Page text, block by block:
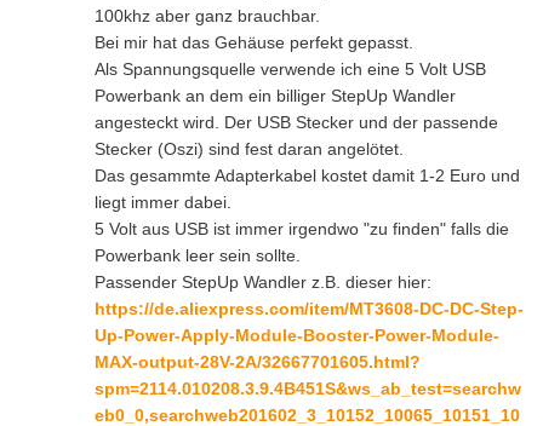
100khz aber ganz brauchbar.
Bei mir hat das Gehäuse perfekt gepasst.
Als Spannungsquelle verwende ich eine 5 Volt USB
Powerbank an dem ein billiger StepUp Wandler
angesteckt wird. Der USB Stecker und der passende
Stecker (Oszi) sind fest daran angelötet.
Das gesammte Adapterkabel kostet damit 1-2 Euro und
liegt immer dabei.
5 Volt aus USB ist immer irgendwo "zu finden" falls die
Powerbank leer sein sollte.
Passender StepUp Wandler z.B. dieser hier:
https://de.aliexpress.com/item/MT3608-DC-DC-Step-
Up-Power-Apply-Module-Booster-Power-Module-
MAX-output-28V-2A/32667701605.html?
spm=2114.010208.3.9.4B451S&ws_ab_test=searchw
eb0_0,searchweb201602_3_10152_10065_10151_10